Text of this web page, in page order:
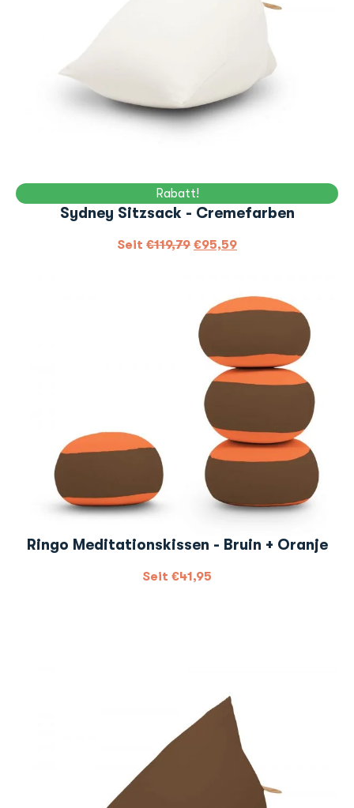
Rabatt!
Sydney Sitzsack - Cremefarben
Seit €119,79 €95,59
Ringo Meditationskissen - Bruin + Oranje
Seit €41,95